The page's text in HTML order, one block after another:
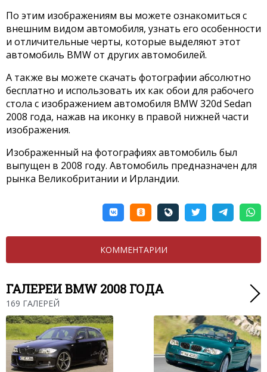
По этим изображениям вы можете ознакомиться с
внешним видом автомобиля, узнать его особенности
и отличительные черты, которые выделяют этот
автомобиль BMW от других автомобилей.
А также вы можете скачать фотографии абсолютно
бесплатно и использовать их как обои для рабочего
стола с изображением автомобиля BMW 320d Sedan
2008 года, нажав на иконку в правой нижней части
изображения.
Изображенный на фотографиях автомобиль был
выпущен в 2008 году. Автомобиль предназначен для
рынка Великобритании и Ирландии.
КОММЕНТАРИИ
ГАЛЕРЕИ BMW 2008 ГОДА
169 ГАЛЕРЕЙ